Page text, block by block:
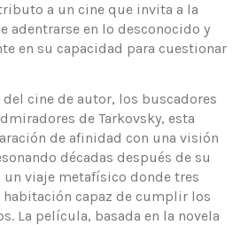
a un cine que invita a la
adentrarse en lo desconocido y
en su capacidad para cuestionar
del cine de autor, los buscadores
de Tarkovsky, esta
de afinidad con una visión
décadas después de su
un viaje metafísico donde tres
capaz de cumplir los
La película, basada en la novela